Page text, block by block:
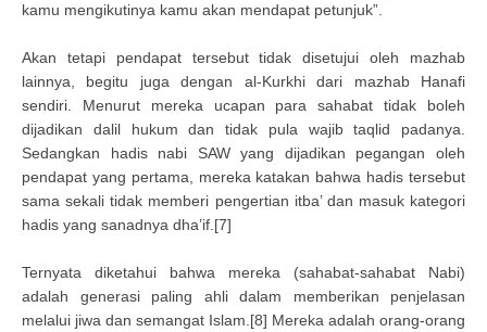
kamu mengikutinya kamu akan mendapat petunjuk”.
Akan tetapi pendapat tersebut tidak disetujui oleh mazhab
lainnya, begitu juga dengan al-Kurkhi dari mazhab Hanafi
sendiri. Menurut mereka ucapan para sahabat tidak boleh
dijadikan dalil hukum dan tidak pula wajib taqlid padanya.
Sedangkan hadis nabi SAW yang dijadikan pegangan oleh
pendapat yang pertama, mereka katakan bahwa hadis tersebut
sama sekali tidak memberi pengertian itba’ dan masuk kategori
hadis yang sanadnya dha’if.[7]
Ternyata diketahui bahwa mereka (sahabat-sahabat Nabi)
adalah generasi paling ahli dalam memberikan penjelasan
melalui jiwa dan semangat Islam.[8] Mereka adalah orang-orang